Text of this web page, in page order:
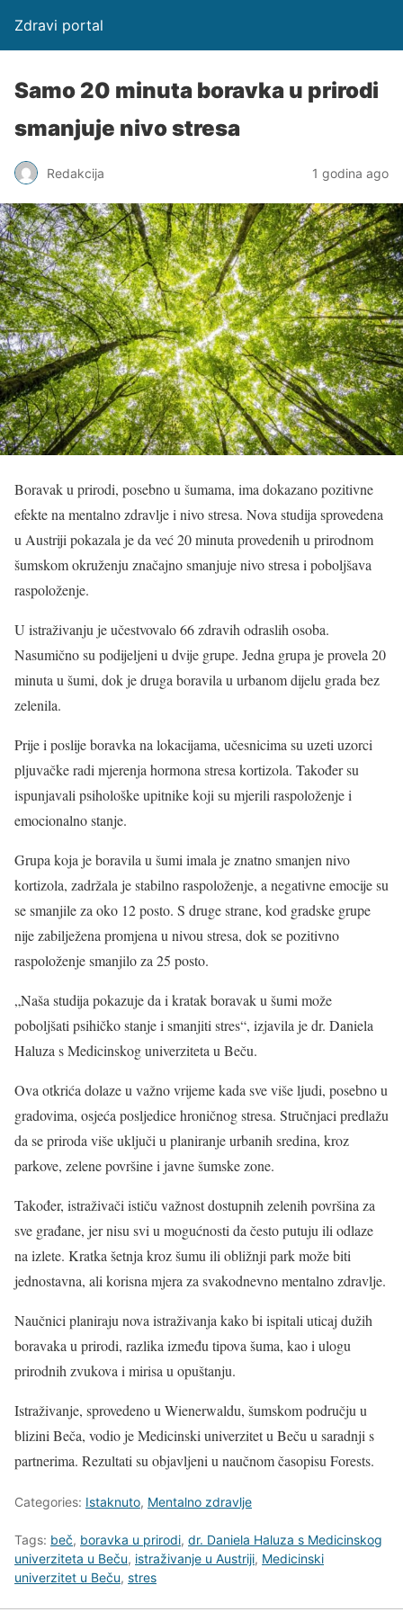
Zdravi portal
Samo 20 minuta boravka u prirodi
smanjuje nivo stresa
Redakcija 1 godina ago
Boravak u prirodi, posebno u šumama, ima dokazano pozitivne
efekte na mentalno zdravlje i nivo stresa. Nova studija sprovedena
u Austriji pokazala je da već 20 minuta provedenih u prirodnom
šumskom okruženju značajno smanjuje nivo stresa i poboljšava
raspoloženje.
U istraživanju je učestvovalo 66 zdravih odraslih osoba.
Nasumično su podijeljeni u dvije grupe. Jedna grupa je provela 20
minuta u šumi, dok je druga boravila u urbanom dijelu grada bez
zelenila.
Prije i poslije boravka na lokacijama, učesnicima su uzeti uzorci
pljuvačke radi mjerenja hormona stresa kortizola. Također su
ispunjavali psihološke upitnike koji su mjerili raspoloženje i
emocionalno stanje.
Grupa koja je boravila u šumi imala je znatno smanjen nivo
kortizola, zadržala je stabilno raspoloženje, a negativne emocije su
se smanjile za oko 12 posto. S druge strane, kod gradske grupe
nije zabilježena promjena u nivou stresa, dok se pozitivno
raspoloženje smanjilo za 25 posto.
„Naša studija pokazuje da i kratak boravak u šumi može
poboljšati psihičko stanje i smanjiti stres“, izjavila je dr. Daniela
Haluza s Medicinskog univerziteta u Beču.
Ova otkrića dolaze u važno vrijeme kada sve više ljudi, posebno u
gradovima, osjeća posljedice hroničnog stresa. Stručnjaci predlažu
da se priroda više uključi u planiranje urbanih sredina, kroz
parkove, zelene površine i javne šumske zone.
Također, istraživači ističu važnost dostupnih zelenih površina za
sve građane, jer nisu svi u mogućnosti da često putuju ili odlaze
na izlete. Kratka šetnja kroz šumu ili obližnji park može biti
jednostavna, ali korisna mjera za svakodnevno mentalno zdravlje.
Naučnici planiraju nova istraživanja kako bi ispitali uticaj dužih
boravaka u prirodi, razlika između tipova šuma, kao i ulogu
prirodnih zvukova i mirisa u opuštanju.
Istraživanje, sprovedeno u Wienerwaldu, šumskom području u
blizini Beča, vodio je Medicinski univerzitet u Beču u saradnji s
partnerima. Rezultati su objavljeni u naučnom časopisu Forests.
Categories: Istaknuto, Mentalno zdravlje
Tags: beč, boravka u prirodi, dr. Daniela Haluza s Medicinskog
univerziteta u Beču, istraživanje u Austriji, Medicinski
univerzitet u Beču, stres